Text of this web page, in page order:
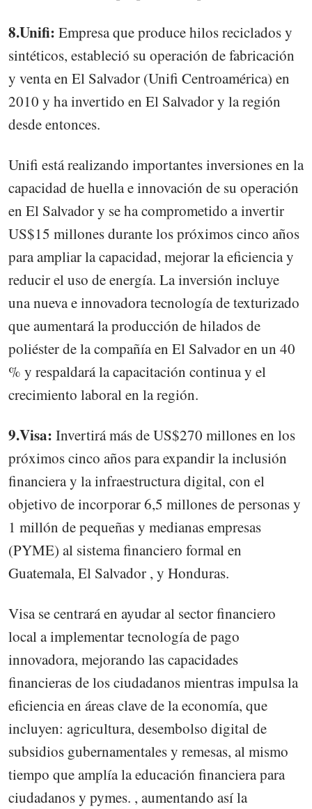
8.Unifi: Empresa que produce hilos reciclados y
sintéticos, estableció su operación de fabricación
y venta en El Salvador (Unifi Centroamérica) en
2010 y ha invertido en El Salvador y la región
desde entonces.
Unifi está realizando importantes inversiones en la
capacidad de huella e innovación de su operación
en El Salvador y se ha comprometido a invertir
US$15 millones durante los próximos cinco años
para ampliar la capacidad, mejorar la eficiencia y
reducir el uso de energía. La inversión incluye
una nueva e innovadora tecnología de texturizado
que aumentará la producción de hilados de
poliéster de la compañía en El Salvador en un 40
% y respaldará la capacitación continua y el
crecimiento laboral en la región.
9.Visa: Invertirá más de US$270 millones en los
próximos cinco años para expandir la inclusión
financiera y la infraestructura digital, con el
objetivo de incorporar 6,5 millones de personas y
1 millón de pequeñas y medianas empresas
(PYME) al sistema financiero formal en
Guatemala, El Salvador , y Honduras.
Visa se centrará en ayudar al sector financiero
local a implementar tecnología de pago
innovadora, mejorando las capacidades
financieras de los ciudadanos mientras impulsa la
eficiencia en áreas clave de la economía, que
incluyen: agricultura, desembolso digital de
subsidios gubernamentales y remesas, al mismo
tiempo que amplía la educación financiera para
ciudadanos y pymes. , aumentando así la